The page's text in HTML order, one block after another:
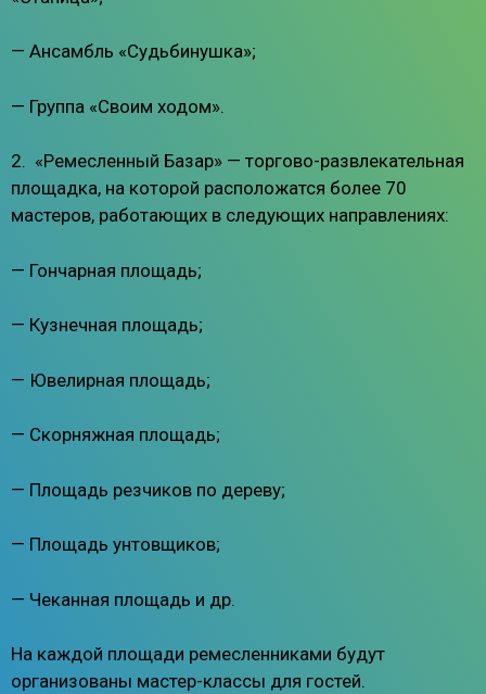
— Ансамбль «Судьбинушка»;
— Группа «Своим ходом».
2. «Ремесленный Базар» — торгово-развлекательная
площадка, на которой расположатся более 70
мастеров, работающих в следующих направлениях:
— Гончарная площадь;
— Кузнечная площадь;
— Ювелирная площадь;
— Скорняжная площадь;
— Площадь резчиков по дереву;
— Площадь унтовщиков;
— Чеканная площадь и др.
На каждой площади ремесленниками будут
организованы мастер-классы для гостей.